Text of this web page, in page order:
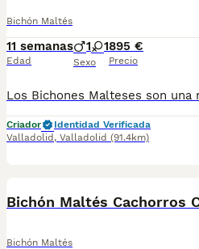
Bichón Maltés
11 semanas
Edad
1 1
Sexo
895 €
Precio
Criador
Identidad Verificada
Valladolid , Valladolid (91.4km)
Bichón Maltés Cachorros
Bichón Maltés